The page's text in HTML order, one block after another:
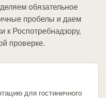
обязательное
пробелы и даем
к Роспотребнадзору,
проверке.
для гостиничного